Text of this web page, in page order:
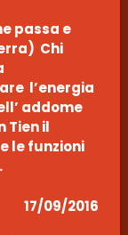
passa e
Chi
l’energia
addome
Tien il
le funzioni
17/09/2016